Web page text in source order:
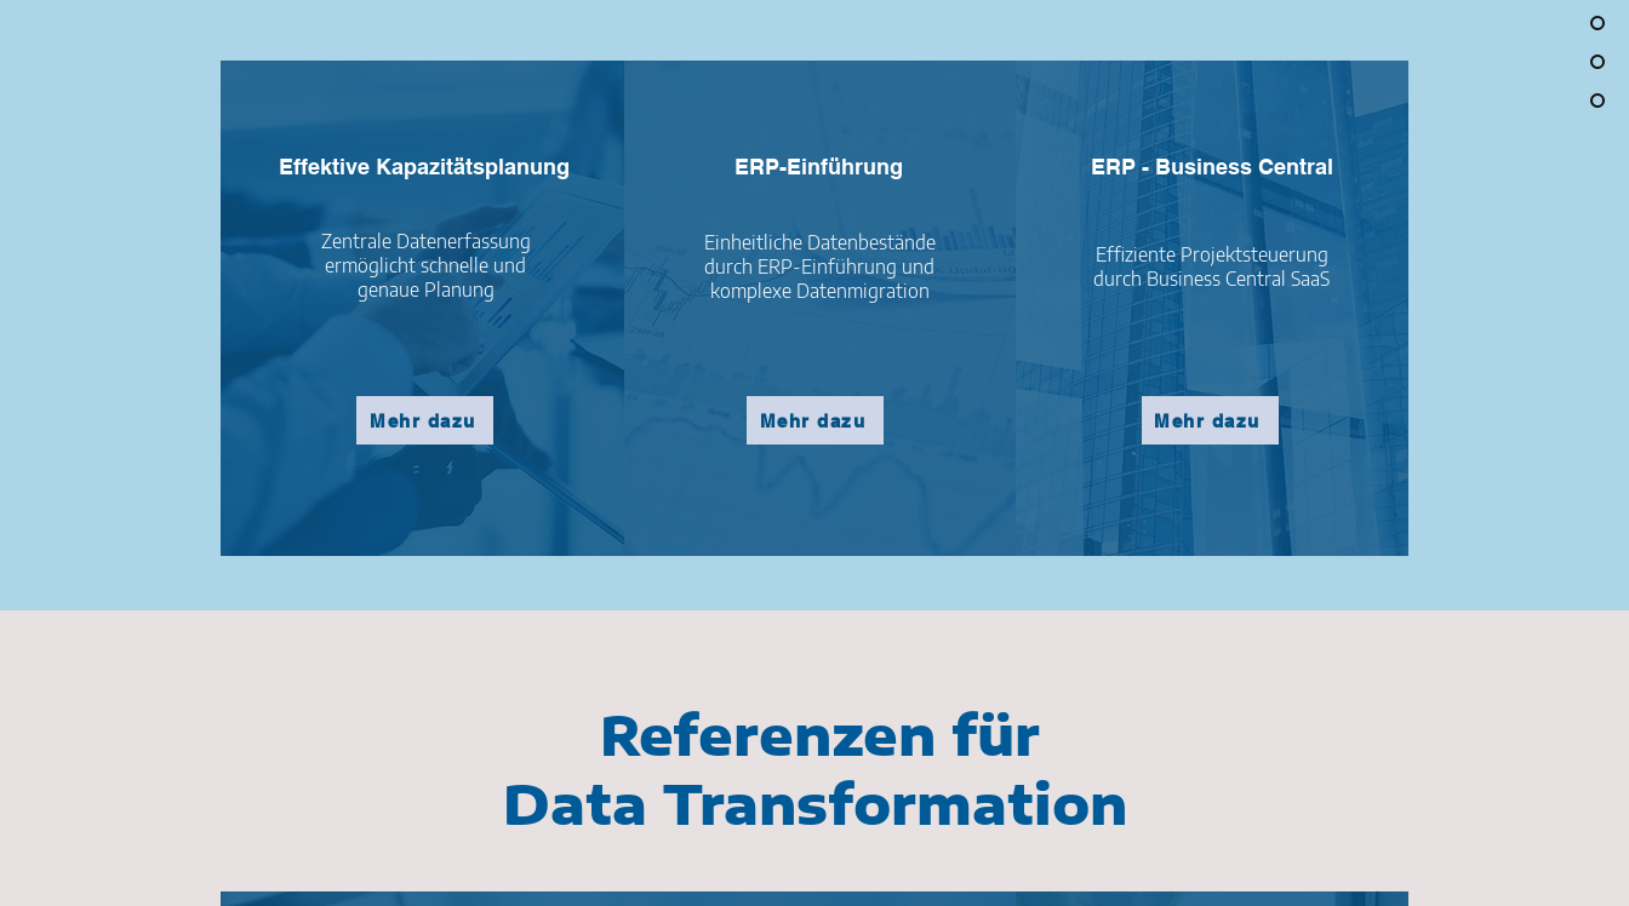
Effektive Kapazitätsplanung
Zentrale Datenerfassung
ermöglicht schnelle und
genaue Planung
Mehr dazu
ERP-Einführung
Einheitliche Datenbestände
durch ERP-Einführung und
komplexe Datenmigration
Mehr dazu
ERP - Business Central
Effiziente Projektsteuerung
durch Business Central SaaS
Mehr dazu
Referenzen für
Data Transformation